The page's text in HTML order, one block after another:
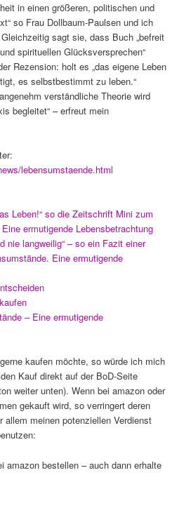
in einen größeren, politischen und
so Frau Dollbaum-Paulsen und ich
sagt sie, dass Buch „befreit
spirituellen Glücksversprechen“
Rezension: holt es „das eigene Leben
es selbstbestimmt zu leben.“
verständliche Theorie wird
begleitet“ – erfreut mein
lebensumstaende.html
Leben!“ so die Zeitschrift Mini zum
ermutigende Lebensbetrachtung
nie langweilig“ – so ein Fazit einer
Eine ermutigende
– Eine ermutigende
kaufen möchte, so würde ich mich
Kauf direkt auf der BoD-Seite
weiter unten). Wenn bei amazon oder
gekauft wird, so verringert deren
allem meinen potenziellen Verdienst
amazon bestellen – auch dann erhalte